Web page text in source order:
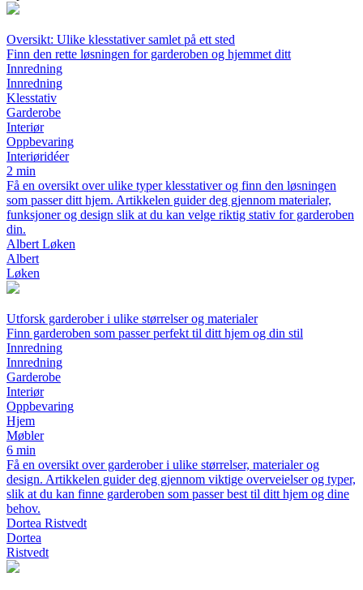
Oversikt: Ulike klesstativer samlet på ett sted
Finn den rette løsningen for garderoben og hjemmet ditt
Innredning
Innredning
Klesstativ
Garderobe
Interiør
Oppbevaring
Interiøridéer
2 min
Få en oversikt over ulike typer klesstativer og finn den løsningen
som passer ditt hjem. Artikkelen guider deg gjennom materialer,
funksjoner og design slik at du kan velge riktig stativ for garderoben
din.
Albert Løken
Albert
Løken
Utforsk garderober i ulike størrelser og materialer
Finn garderoben som passer perfekt til ditt hjem og din stil
Innredning
Innredning
Garderobe
Interiør
Oppbevaring
Hjem
Møbler
6 min
Få en oversikt over garderober i ulike størrelser, materialer og
design. Artikkelen guider deg gjennom viktige overveielser og typer,
slik at du kan finne garderoben som passer best til ditt hjem og dine
behov.
Dortea Ristvedt
Dortea
Ristvedt